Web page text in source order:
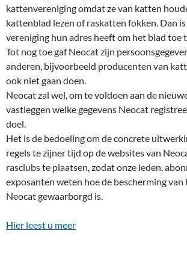
kattenvereniging omdat ze van katten
kattenblad lezen of raskatten fokken. Dan
vereniging hun adres heeft om het blad toe
Tot nog toe gaf Neocat zijn
anderen, bijvoorbeeld producenten van
ook niet gaan doen.
Neocat zal wel, om te voldoen aan de
vastleggen welke gegevens Neocat
doel.
Het is de bedoeling om de concrete
regels te zijner tijd op de websites van
rasclubs te plaatsen, zodat onze leden,
exposanten weten hoe de bescherming van
Neocat gewaarborgd is.
Hier leest u meer